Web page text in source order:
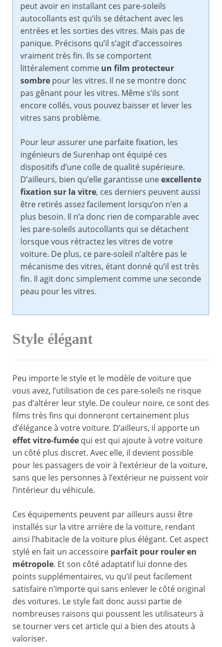
peut avoir en installant ces pare-soleils
autocollants est qu’ils se détachent avec les
entrées et les sorties des vitres. Mais pas de
panique. Précisons qu’il s’agit d’accessoires
vraiment très fin. Ils se comportent
littéralement comme un film protecteur
sombre pour les vitres. Il ne se montre donc
pas gênant pour les vitres. Même s’ils sont
encore collés, vous pouvez baisser et lever les
vitres sans problème.
Pour leur assurer une parfaite fixation, les
ingénieurs de Surenhap ont équipé ces
dispositifs d’une colle de qualité supérieure.
D’ailleurs, bien qu’elle garantisse uneexcellente
fixation sur la vitre, ces derniers peuvent aussi
être retirés assez facilement lorsqu’on n’en a
plus besoin. Il n’a donc rien de comparable avec
les pare-soleils autocollants qui se détachent
lorsque vous rétractez les vitres de votre
voiture. De plus, ce pare-soleil n’altère pas le
mécanisme des vitres, étant donné qu’il est très
fin. Il agit donc simplement comme une seconde
peau pour les vitres.
Style élégant
Peu importe le style et le modèle de voiture que
vous avez, l’utilisation de ces pare-soleils ne risque
pas d’altérer leur style. De couleur noire, ce sont des
films très fins qui donneront certainement plus
d’élégance à votre voiture. D’ailleurs, il apporte un
effet vitre-fumée qui est qui ajoute à votre voiture
un côté plus discret. Avec elle, il devient possible
pour les passagers de voir à l’extérieur de la voiture,
sans que les personnes à l’extérieur ne puissent voir
l’intérieur du véhicule.
Ces équipements peuvent par ailleurs aussi être
installés sur la vitre arrière de la voiture, rendant
ainsi l’habitacle de la voiture plus élégant. Cet aspect
stylé en fait un accessoire parfait pour rouler en
métropole. Et son côté adaptatif lui donne des
points supplémentaires, vu qu’il peut facilement
satisfaire n’importe qui sans enlever le côté original
des voitures. Le style fait donc aussi partie de
nombreuses raisons qui poussent les utilisateurs à
se tourner vers cet article qui a bien des atouts à
valoriser.